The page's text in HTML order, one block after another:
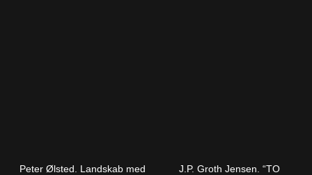
Peter Ølsted. Landskab med
J.P. Groth Jensen. “TO